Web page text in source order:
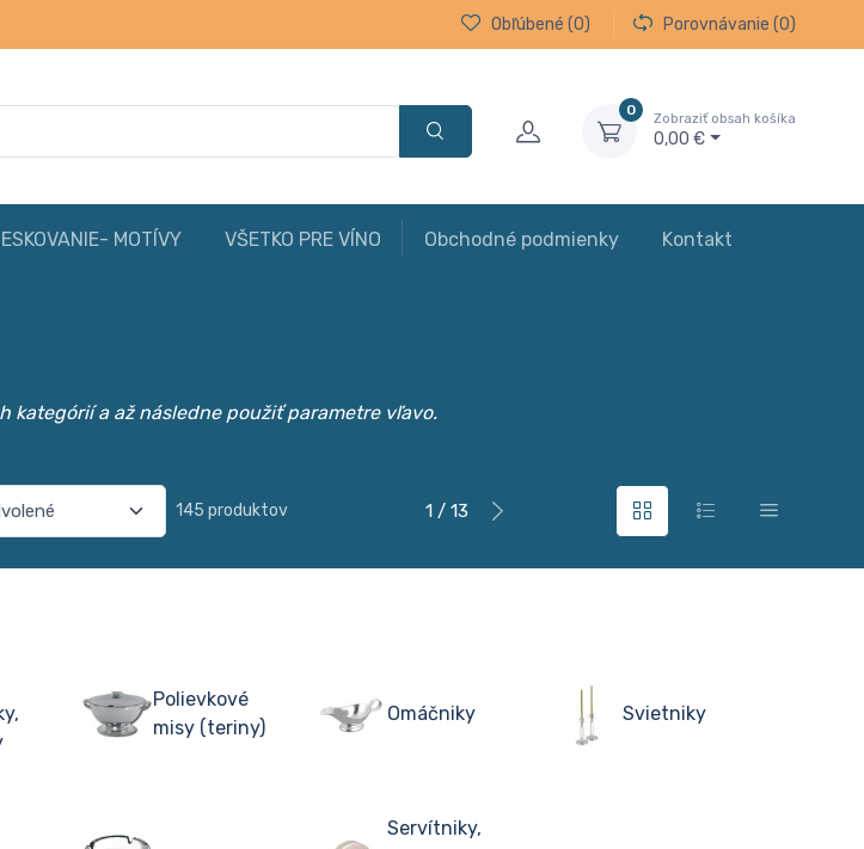
Obľúbené (0) Porovnávanie (0)
0
Zobraziť obsah košíka
0,00 €
MOTÍVY VŠETKO PRE VÍNO Obchodné podmienky Kontakt
a až následne použiť parametre vľavo.
145 produktov 1 / 13
Polievkové
misy (teriny)
Omáčniky Svietniky
Servítniky,